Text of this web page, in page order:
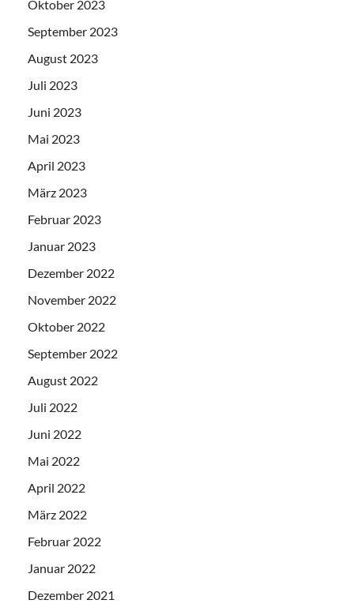
Oktober 2023
September 2023
August 2023
Juli 2023
Juni 2023
Mai 2023
April 2023
März 2023
Februar 2023
Januar 2023
Dezember 2022
November 2022
Oktober 2022
September 2022
August 2022
Juli 2022
Juni 2022
Mai 2022
April 2022
März 2022
Februar 2022
Januar 2022
Dezember 2021